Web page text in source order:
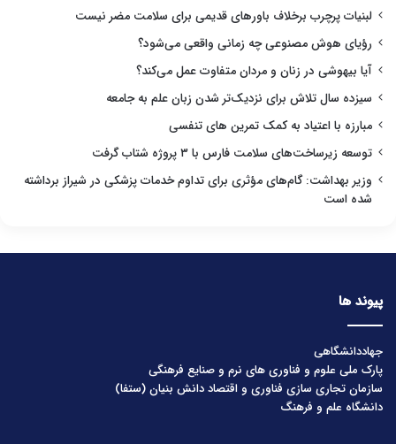
لبنیات پرچرب برخلاف باورهای قدیمی برای سلامت مضر نیست
رؤیای هوش مصنوعی چه زمانی واقعی می‌شود؟
آیا بیهوشی در زنان و مردان متفاوت عمل می‌کند؟
سیزده سال تلاش برای نزدیک‌تر شدن زبان علم به جامعه
مبارزه با اعتیاد به کمک تمرین های تنفسی
توسعه زیرساخت‌های سلامت فارس با ۳ پروژه شتاب گرفت
وزیر بهداشت: گام‌های مؤثری برای تداوم خدمات پزشکی در شیراز برداشته
شده است
پیوند ها
جهاددانشگاهی
پارک ملی علوم و فناوری های نرم و صنایع فرهنگی
سازمان تجاری سازی فناوری و اقتصاد دانش بنیان (ستفا)
دانشگاه علم و فرهنگ